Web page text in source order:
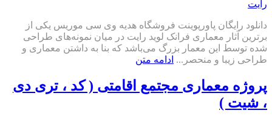
دانلود رایگان پاورپوینت فروشگاه هدیه وی سی موریس یکی از
برترین آثار معماری فرانک لوید رایت در میان نمونه‌های طراحی
شده توسط این معمار بزرگ می‌باشد که بنا به داشتن معماری و
طراحی زیبا و منحصر... ادامه متن
پروژه معماری مجتمع اقامتی ( کد ، تری دی
، شیت )